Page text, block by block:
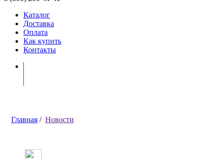
Каталог
Доставка
Оплата
Как купить
Контакты
Главная / Новости